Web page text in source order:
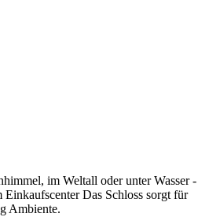
im Weltall oder unter Wasser -
Das Schloss sorgt für
Ambiente.